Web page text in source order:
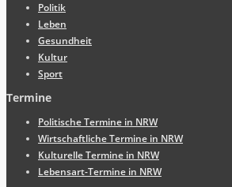
Politik
Leben
Gesundheit
Kultur
Sport
Termine
Politische Termine in NRW
Wirtschaftliche Termine in NRW
Kulturelle Termine in NRW
Lebensart-Termine in NRW